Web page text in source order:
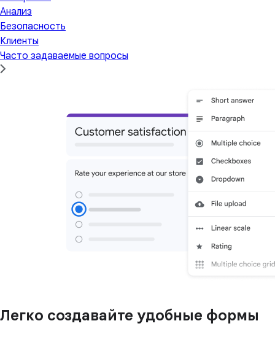
Анализ
Безопасность
Клиенты
Часто задаваемые вопросы
Легко создавайте удобные формы